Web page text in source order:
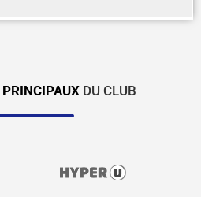
PRINCIPAUX DU CLUB